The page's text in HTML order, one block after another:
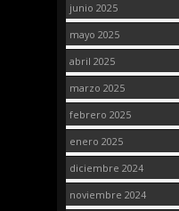
junio 2025
mayo 2025
abril 2025
marzo 2025
febrero 2025
enero 2025
diciembre 2024
noviembre 2024